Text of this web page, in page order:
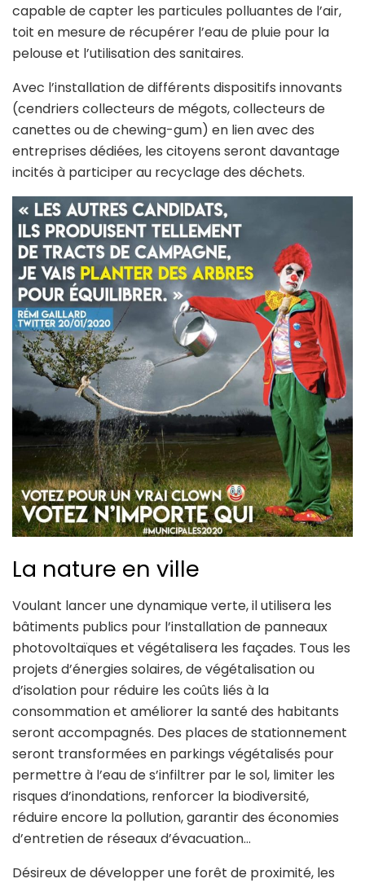
capable de capter les particules polluantes de l’air,
toit en mesure de récupérer l’eau de pluie pour la
pelouse et l’utilisation des sanitaires.
Avec l’installation de différents dispositifs innovants
(cendriers collecteurs de mégots, collecteurs de
canettes ou de chewing-gum) en lien avec des
entreprises dédiées, les citoyens seront davantage
incités à participer au recyclage des déchets.
La nature en ville
Voulant lancer une dynamique verte, il utilisera les
bâtiments publics pour l’installation de panneaux
photovoltaïques et végétalisera les façades. Tous les
projets d’énergies solaires, de végétalisation ou
d’isolation pour réduire les coûts liés à la
consommation et améliorer la santé des habitants
seront accompagnés. Des places de stationnement
seront transformées en parkings végétalisés pour
permettre à l’eau de s’infiltrer par le sol, limiter les
risques d’inondations, renforcer la biodiversité,
réduire encore la pollution, garantir des économies
d’entretien de réseaux d’évacuation…
Désireux de développer une forêt de proximité, les